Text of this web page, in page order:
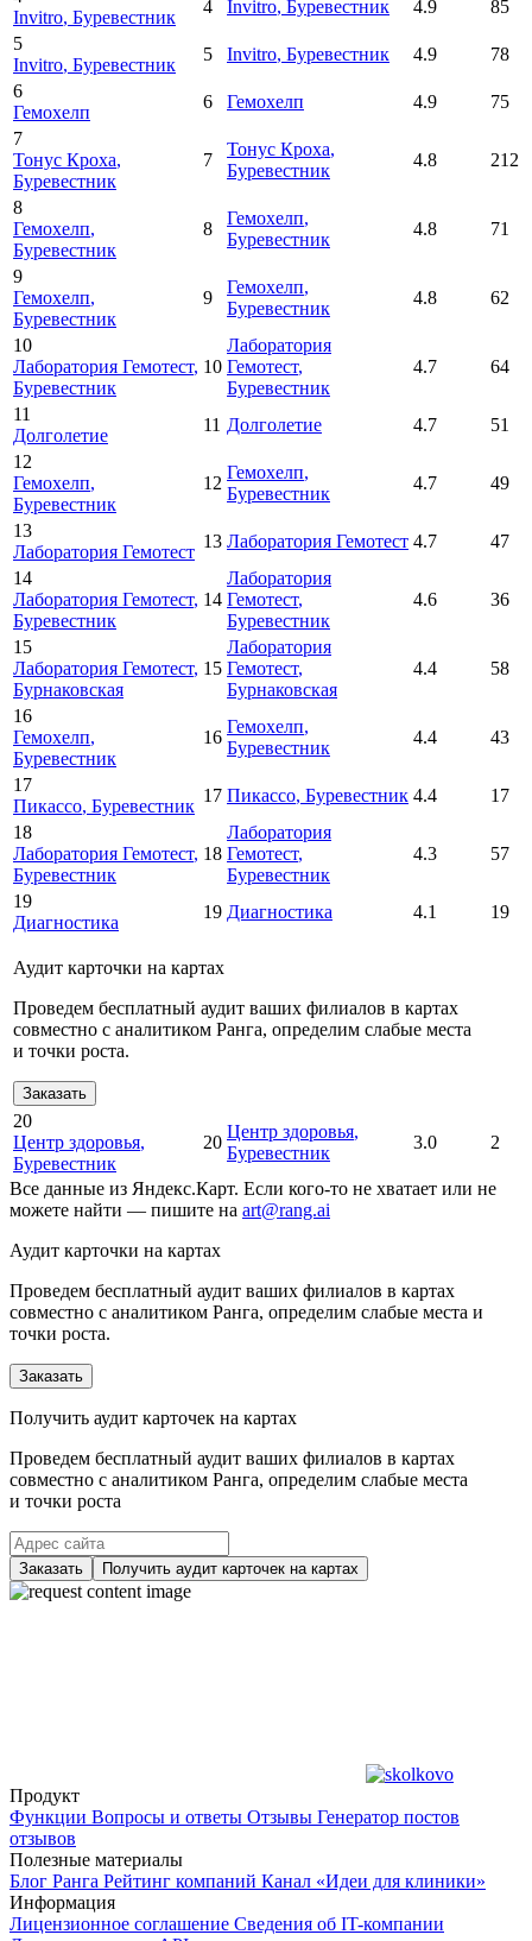
Invitro, Буревестник
4 Invitro, Буревестник 4.9
85
5
Invitro, Буревестник
5 Invitro, Буревестник 4.9
78
6
Гемохелп
6 Гемохелп 4.9
75
7
Тонус Кроха,
Буревестник
7
Тонус Кроха,
Буревестник
4.8 212
8
Гемохелп,
Буревестник
8
Гемохелп,
Буревестник
4.8 71
9
Гемохелп,
Буревестник
9
Гемохелп,
Буревестник
4.8 62
10
Лаборатория Гемотест,
Буревестник
10
Лаборатория
Гемотест,
Буревестник
4.7 64
11
Долголетие
11 Долголетие 4.7
51
12
Гемохелп,
Буревестник
12
Гемохелп,
Буревестник
4.7 49
13
Лаборатория Гемотест
13 Лаборатория Гемотест 4.7
47
14
Лаборатория Гемотест,
Буревестник
14
Лаборатория
Гемотест,
Буревестник
4.6 36
15
Лаборатория Гемотест,
Бурнаковская
15
Лаборатория
Гемотест,
Бурнаковская
4.4 58
16
Гемохелп,
Буревестник
16
Гемохелп,
Буревестник
4.4 43
17
Пикассо, Буревестник
17 Пикассо, Буревестник 4.4
17
18
Лаборатория Гемотест,
Буревестник
18
Лаборатория
Гемотест,
Буревестник
4.3 57
19
Диагностика
19 Диагностика 4.1 19
Аудит карточки на картах
Проведем бесплатный аудит ваших филиалов в картах
совместно с аналитиком Ранга, определим слабые места
и точки роста.
Заказать
20
Центр здоровья,
Буревестник
20
Центр здоровья,
Буревестник
3.0 2
Все данные из Яндекс.Карт. Если кого-то не хватает или не
можете найти — пишите на art@rang.ai
Аудит карточки на картах
Проведем бесплатный аудит ваших филиалов в картах
совместно с аналитиком Ранга, определим слабые места и
точки роста.
Заказать
Получить аудит карточек на картах
Проведем бесплатный аудит ваших филиалов в картах
совместно с аналитиком Ранга, определим слабые места
и точки роста
Заказать Получить аудит карточек на картах
Продукт
Функции Вопросы и ответы Отзывы Генератор постов
отзывов
Полезные материалы
Блог Ранга Рейтинг компаний Канал «Идеи для клиники»
Информация
Лицензионное соглашение Сведения об IT-компании